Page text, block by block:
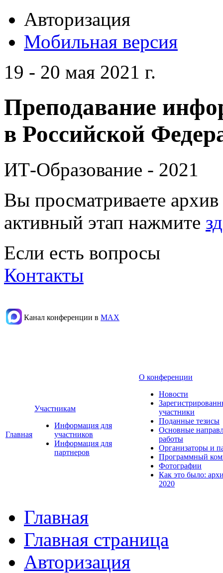
Авторизация
Мобильная версия
19 - 20 мая 2021 г.
Преподавание
в Российской
ИТ-Образование - 2021
Вы просматриваете
активный этап нажмите
Если есть вопросы
Контакты
Канал конференции в МАХ
Главная
Участникам
Информация для
участников
Информация для
партнеров
О конференции
Новости
участники
Поданные тезисы
Основные
работы
Организаторы и
Программный
Фотографии
Как это было:
2020
Главная
Главная страница
Авторизация